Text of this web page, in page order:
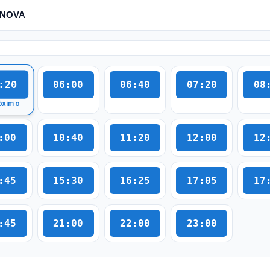
06:00 06:40 07:20
10:40 11:20 12:00
15:30 16:25 17:05
21:00 22:00 23:00